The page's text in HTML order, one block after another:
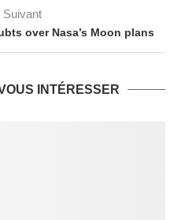
Suivant
over Nasa’s Moon plans
INTÉRESSER